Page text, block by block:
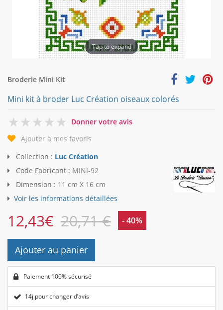
Tap to expand
Broderie Mini Kit
Mini kit à broder Luc Création oiseaux colorés
0
Donner votre avis
Ajouter à mes favoris
Collection : Luc Création
Code Fabricant : MINI-92
Dimension : 11 cm X 16 cm
Voir les informations détaillées
12,43€ 20,71 € - 40%
Ajouter au panier
Paiement 100% sécurisé
14j pour changer d’avis